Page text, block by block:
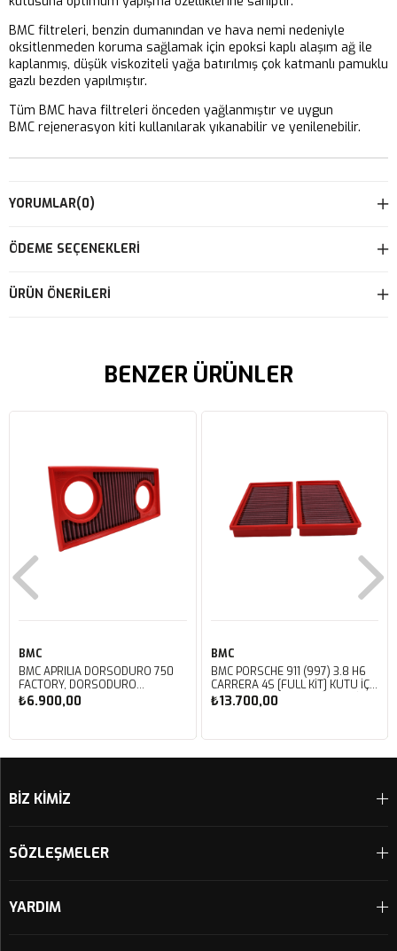
BMC filtreleri, benzin dumanından ve hava nemi nedeniyle
oksitlenmeden koruma sağlamak için epoksi kaplı alaşım ağ ile
kaplanmış, düşük viskoziteli yağa batırılmış çok katmanlı pamuklu
gazlı bezden yapılmıştır.
Tüm BMC hava filtreleri önceden yağlanmıştır ve uygun
BMC rejenerasyon kiti kullanılarak yıkanabilir ve yenilenebilir.
YORUMLAR(0)
ÖDEME SEÇENEKLERI
ÜRÜN ÖNERILERI
BENZER ÜRÜNLER
BMC
BMC APRILIA DORSODURO 750
FACTORY, DORSODURO
900, SHIVER 750 GT, SHIVER
750 KUTU İÇİ PERFORMANS
₺6.900,00
BMC
BMC PORSCHE 911 (997) 3.8 H6
CARRERA 4S [FULL KIT] KUTU İÇİ
PERFORMANS HAVA FİLTRESİ
FB468/20
₺13.700,00
BİZ KİMİZ
SÖZLEŞMELER
YARDIM